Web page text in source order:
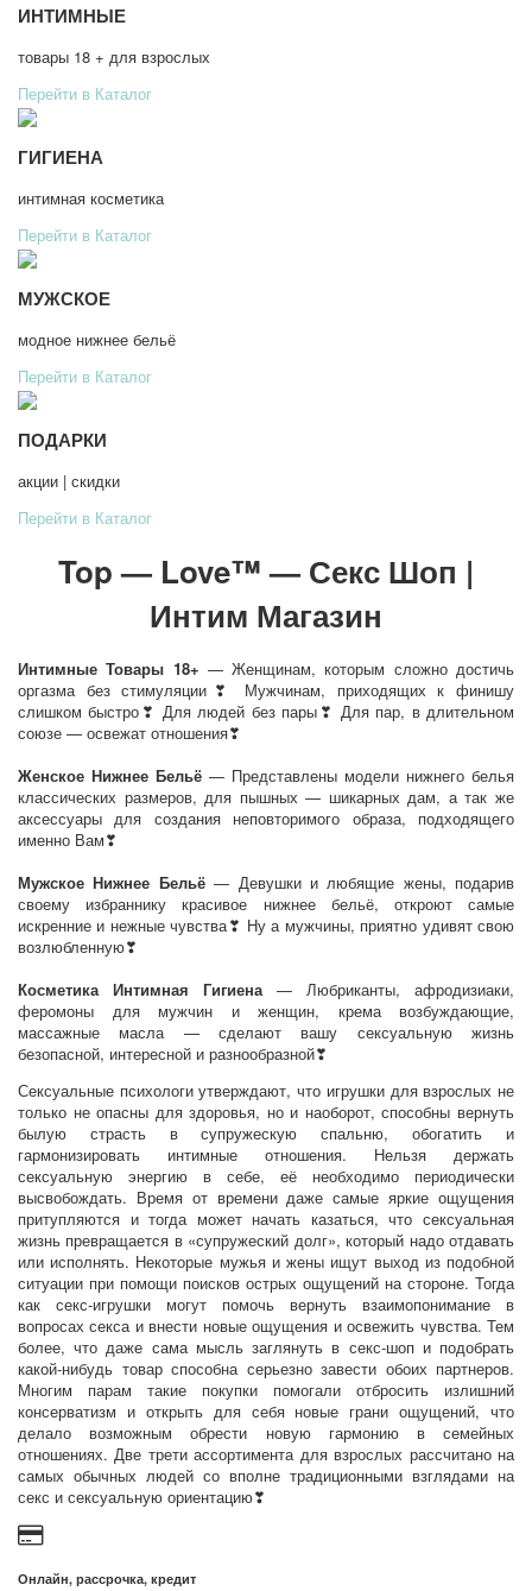
ИНТИМНЫЕ
товары 18 + для взрослых
Перейти в Каталог
ГИГИЕНА
интимная косметика
Перейти в Каталог
МУЖСКОЕ
модное нижнее бельё
Перейти в Каталог
ПОДАРКИ
акции | скидки
Перейти в Каталог
Top— Love™ — Секс Шоп |
Интим Магазин
Интимные Товары 18+ — Женщинам, которым сложно достичь
оргазма без стимуляции❣ Мужчинам, приходящих к финишу
слишком быстро❣ Для людей без пары❣ Для пар, в длительном
союзе — освежат отношения❣
Женское Нижнее Бельё — Представлены модели нижнего белья
классических размеров, для пышных — шикарных дам, а так же
аксессуары для создания неповторимого образа, подходящего
именно Вам❣
Мужское Нижнее Бельё— Девушки и любящие жены, подарив
своему избраннику красивое нижнее бельё, откроют самые
искренние и нежные чувства❣ Ну а мужчины, приятно удивят свою
возлюбленную❣
Косметика Интимная Гигиена — Любриканты, афродизиаки,
феромоны для мужчин и женщин, крема возбуждающие,
массажные масла — сделают вашу сексуальную жизнь
безопасной, интересной и разнообразной❣
Сексуальные психологи утверждают, что игрушки для взрослых не
только не опасны для здоровья, но и наоборот, способны вернуть
былую страсть в супружескую спальню, обогатить и
гармонизировать интимные отношения. Нельзя держать
сексуальную энергию в себе, её необходимо периодически
высвобождать. Время от времени даже самые яркие ощущения
притупляются и тогда может начать казаться, что сексуальная
жизнь превращается в «супружеский долг», который надо отдавать
или исполнять. Некоторые мужья и жены ищут выход из подобной
ситуации при помощи поисков острых ощущений на стороне. Тогда
как секс-игрушки могут помочь вернуть взаимопонимание в
вопросах секса и внести новые ощущения и освежить чувства. Тем
более, что даже сама мысль заглянуть в секс-шоп и подобрать
какой-нибудь товар способна серьезно завести обоих партнеров.
Многим парам такие покупки помогали отбросить излишний
консерватизм и открыть для себя новые грани ощущений, что
делало возможным обрести новую гармонию в семейных
отношениях. Две трети ассортимента для взрослых рассчитано на
самых обычных людей со вполне традиционными взглядами на
секс и сексуальную ориентацию❣
Онлайн, рассрочка, кредит